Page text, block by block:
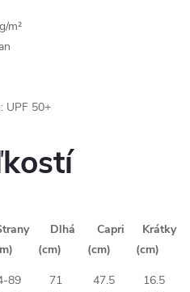
m²
UPF 50+
Dlhá
(cm)
Capri
(cm)
Krátky
(cm)
89 71 47.5
16.5